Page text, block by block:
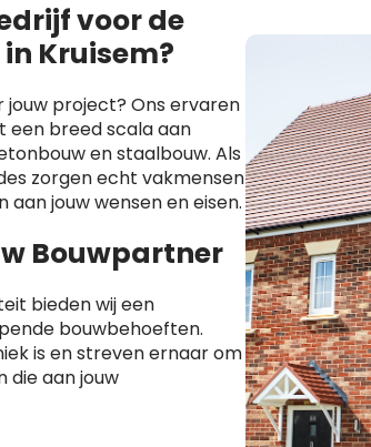
voor de
Kruisem?
jouw project? Ons ervaren
een breed scala aan
en staalbouw. Als
zorgen echt vakmensen
jouw wensen en eisen.
Bouwpartner
bieden wij een
bouwbehoeften.
is en streven ernaar om
die aan jouw